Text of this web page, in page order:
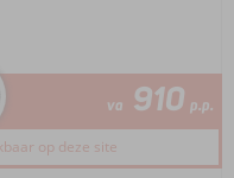
va 910 p.p.
op deze site